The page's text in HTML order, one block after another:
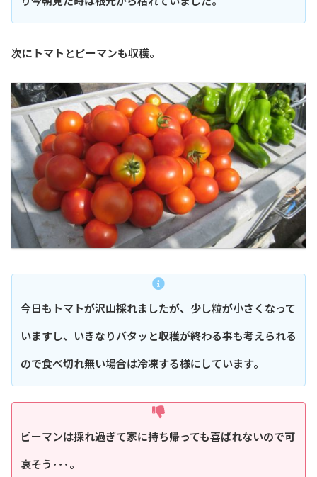
次にトマトとピーマンも収穫。
今日もトマトが沢山採れましたが、少し粒が小さくなって
いますし、いきなりバタッと収穫が終わる事も考えられる
ので食べ切れ無い場合は冷凍する様にしています。
ピーマンは採れ過ぎて家に持ち帰っても喜ばれないので可
哀そう･･･。